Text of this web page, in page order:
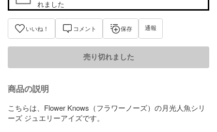
れました
いいね！ コメント 保存 通報
売り切れました
商品の説明
こちらは、Flower Knows（フラワーノーズ）の月光人魚シリ
ーズ ジュエリーアイズです。